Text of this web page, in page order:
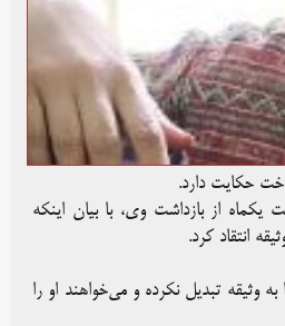
حکایت دارد.
از بازداشت وی، با بیان اینکه
انتقاد کرد.
وثیقه تبدیل نکرده و می‌خواهند او را